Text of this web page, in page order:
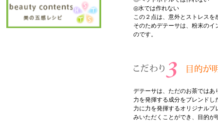
◎水では作れない
この２点は、意外とストレス
そのためデテーサは、粉末の
のです。
デテーサは、ただのお茶ではあ
力を発揮する成分をブレンド
力に力を発揮するオリジナル
みいただくことができ、目的が